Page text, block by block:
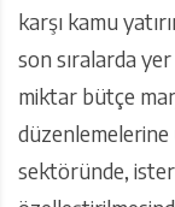
karşı kamu
son sıralarda
miktar bütçe
sektöründe,